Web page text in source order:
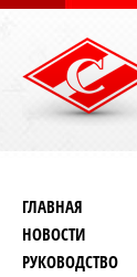
ГЛАВНАЯ
НОВОСТИ
РУКОВОДСТВО